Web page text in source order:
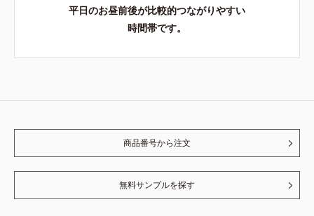
平日のお昼前後が比較的つながりやすい
時間帯です。
商品番号から注文
無料サンプルを探す